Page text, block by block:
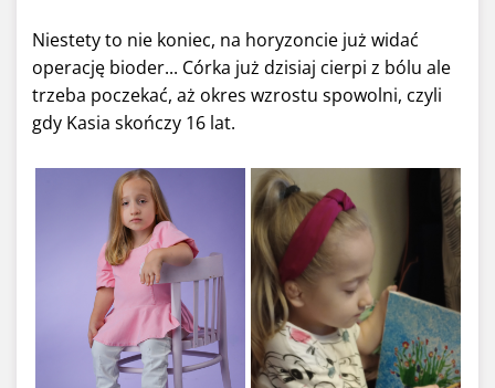
Niestety to nie koniec, na horyzoncie już widać
operację bioder... Córka już dzisiaj cierpi z bólu ale
trzeba poczekać, aż okres wzrostu spowolni, czyli
gdy Kasia skończy 16 lat.